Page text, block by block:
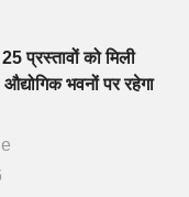
प्रस्तावों को मिली
भवनों पर रहेगा